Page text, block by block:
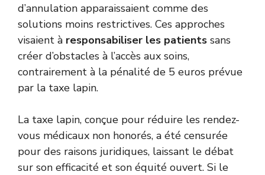
d’annulation apparaissaient comme des
solutions moins restrictives. Ces approches
visaient à responsabiliser les patients sans
créer d’obstacles à l’accès aux soins,
contrairement à la pénalité de 5 euros prévue
par la taxe lapin.
La taxe lapin, conçue pour réduire les rendez-
vous médicaux non honorés, a été censurée
pour des raisons juridiques, laissant le débat
sur son efficacité et son équité ouvert. Si le